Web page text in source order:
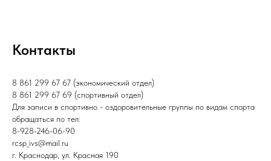
Контакты
8 861 299 67 67 (экономический отдел)
8 861 299 67 69 (спортивный отдел)
Для записи в спортивно - оздоровительные группы по видам спорта
обращаться по тел:
8-928-246-06-90
rcsp_ivs@mail.ru
г. Краснодар, ул. Красная 190